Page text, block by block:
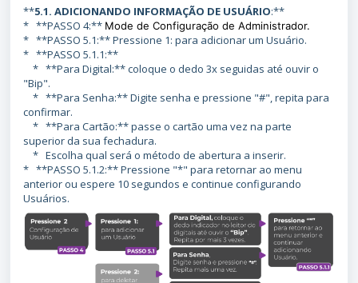
**5.1. ADICIONANDO INFORMAÇÃO DE USUÁRIO:**
* **PASSO 4:** Mode de Configuração de Administrador.
* **PASSO 5.1:** Pressione 1: para adicionar um Usuário.
* **PASSO 5.1.1:**
* **Para Digital:** coloque o dedo 3x seguidas até ouvir o
"Bip".
* **Para Senha:** Digite senha e pressione "#", repita para
confirmar.
* **Para Cartão:** passe o cartão uma vez na parte
superior da sua fechadura.
* Escolha qual será o método de abertura a inserir.
* **PASSO 5.1.2:** Pressione "*" para retornar ao menu
anterior ou espere 10 segundos e continue configurando
Usuários.